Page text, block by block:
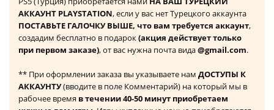
АККАУНТ PLAYSTATION, если у вас нет Турецкого аккаунта
ПОСТАВЬТЕ ГАЛОЧКУ ВЫШЕ, что вам требуется аккаунт,
создадим бесплатно в подарок(акция действует только
при первом заказе), от вас нужна почта вида@gmail.com.
** При оформлении заказа вы указываете нам ДОСТУПЫ К
АККАУНТУ(вводите в поле Комментарий) на который мы в
рабочее время в течении 40-50 минут приобретаем